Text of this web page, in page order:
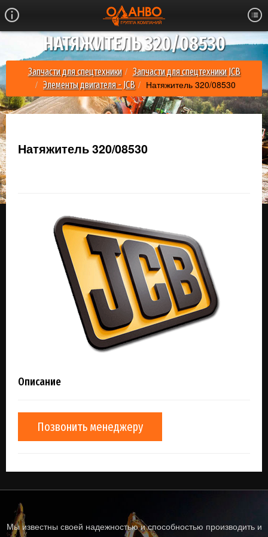
НАТЯЖИТЕЛЬ 320/08530
Запчасти для спецтехники
Запчасти для спецтехники JCB
Элементы двигателя - JCB
Натяжитель 320/08530
Натяжитель 320/08530
Описание
Позвонить менеджеру
Мы известны своей надежностью и способностью производить и